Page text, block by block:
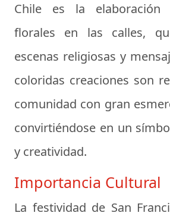
Chile es la elaboración
florales en las calles,
escenas religiosas y
coloridas creaciones son
comunidad con gran
convirtiéndose en un
y creatividad.
Importancia Cultural
La festividad de San